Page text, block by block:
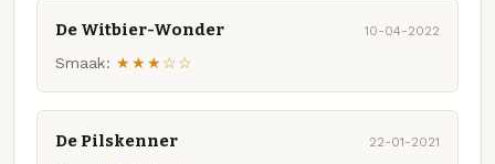
De Witbier-Wonder 10-04-2022
Smaak: ★★★☆☆
De Pilskenner 22-01-2021